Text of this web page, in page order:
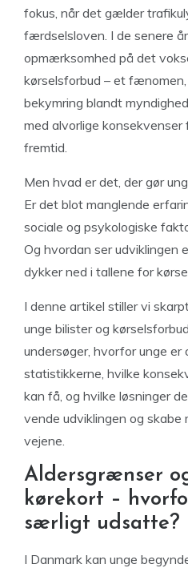
fokus, når det gælder
færdselsloven. I de senere
opmærksomhed på det
kørselsforbud – et
bekymring blandt
med alvorlige konsekvenser
fremtid.
Men hvad er det, der gør
Er det blot manglende
sociale og psykologiske
Og hvordan ser udviklingen
dykker ned i tallene for
I denne artikel stiller vi
unge bilister og
undersøger, hvorfor unge
statistikkerne, hvilke
kan få, og hvilke løsninger
vende udviklingen og skabe
vejene.
Aldersgrænser
kørekort –
særligt udsatte?
I Danmark kan unge